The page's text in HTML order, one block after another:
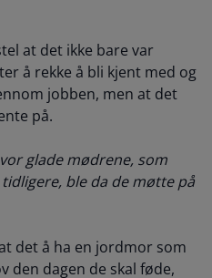
at det ikke bare var
å rekke å bli kjent med og
jobben, men at det
på.
glade mødrene, som
ble da de møtte på
det å ha en jordmor som
den dagen de skal føde,